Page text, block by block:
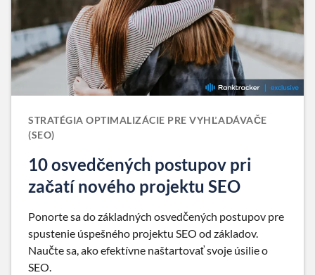
STRATÉGIA OPTIMALIZÁCIE PRE VYHĽADÁVAČE
(SEO)
10 osvedčených postupov pri
začatí nového projektu SEO
Ponorte sa do základných osvedčených postupov pre
spustenie úspešného projektu SEO od základov.
Naučte sa, ako efektívne naštartovať svoje úsilie o
SEO.